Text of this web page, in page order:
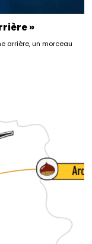
»
arrière, un morceau